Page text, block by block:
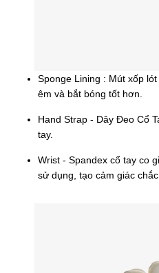
Sponge Lining : Mút xốp
êm và bắt bóng tốt hơn.
Hand Strap - Dây Đeo Cổ
tay.
Wrist - Spandex cổ tay co
sử dụng, tạo cảm giác chắc